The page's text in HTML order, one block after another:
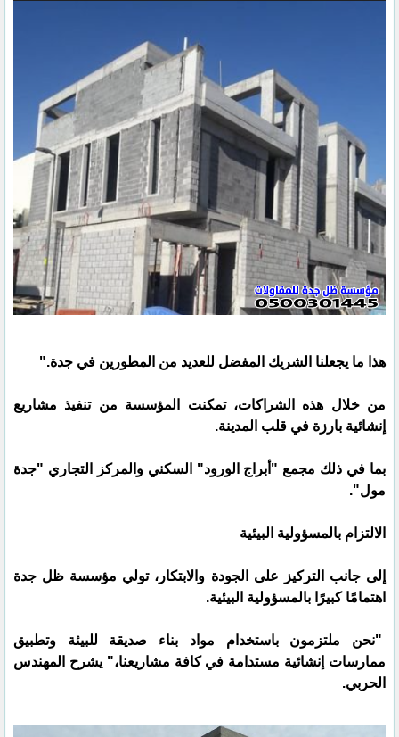
هذا ما يجعلنا الشريك المفضل للعديد من المطورين في جدة."
من خلال هذه الشراكات، تمكنت المؤسسة من تنفيذ مشاريع
إنشائية بارزة في قلب المدينة.
بما في ذلك مجمع "أبراج الورود" السكني والمركز التجاري "جدة
مول".
الالتزام بالمسؤولية البيئية
إلى جانب التركيز على الجودة والابتكار، تولي مؤسسة ظل جدة
اهتمامًا كبيرًا بالمسؤولية البيئية.
"نحن ملتزمون باستخدام مواد بناء صديقة للبيئة وتطبيق
ممارسات إنشائية مستدامة في كافة مشاريعنا،" يشرح المهندس
الحربي.